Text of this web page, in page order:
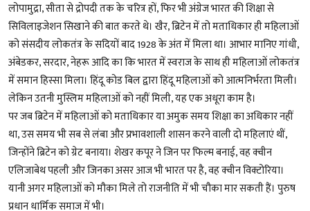
लोपामुद्रा, सीता से द्रोपदी तक के चरित्र हों, फिर भी अंग्रेज भारत की शिक्षा से
सिविलाइजेशन सिखाने की बात करते थे। खैर, ब्रिटेन में तो मताधिकार ही महिलाओं
को संसदीय लोकतंत्र के सदियों बाद 1928 के अंत में मिला था। आभार मानिए गांधी,
अंबेडकर, सरदार, नेहरू आदि का कि भारत में स्वराज के साथ ही महिलाओं लोकतंत्र
में समान हिस्सा मिला। हिंदू कोड बिल द्वारा हिंदू महिलाओं को आत्मनिर्भरता मिली।
लेकिन उतनी मुस्लिम महिलाओं को नहीं मिली, यह एक अधूरा काम है।
पर जब ब्रिटेन में महिलाओं को मताधिकार या अमुक समय शिक्षा का अधिकार नहीं
था, उस समय भी सब से लंबा और प्रभावशाली शासन करने वाली दो महिलाएं थीं,
जिन्होंने ब्रिटेन को ग्रेट बनाया। शेखर कपूर ने जिन पर फिल्म बनाई, वह क्वीन
एलिजाबेथ पहली और जिनका असर आज भी भारत पर है, वह क्वीन विक्टोरिया।
यानी अगर महिलाओं को मौका मिले तो राजनीति में भी चौका मार सकती हैं। पुरुष
प्रधान धार्मिक समाज में भी।